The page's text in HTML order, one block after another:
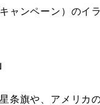
ャンペーン）のイ
条旗や、アメリカ